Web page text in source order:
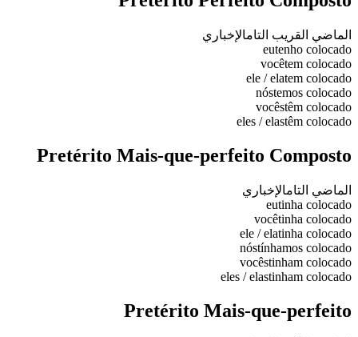
الماضي القريب التامالإخباري
eutenho colocado
vocêtem colocado
ele / elatem colocado
nóstemos colocado
vocêstêm colocado
eles / elastêm colocado
Pretérito Mais-que-perfeito Composto
الماضي التامالإخباري
eutinha colocado
vocêtinha colocado
ele / elatinha colocado
nóstínhamos colocado
vocêstinham colocado
eles / elastinham colocado
Pretérito Mais-que-perfeito